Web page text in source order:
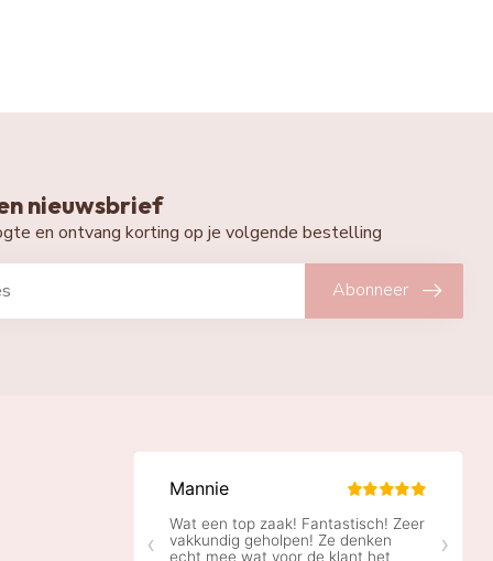
nieuwsbrief
en ontvang korting op je volgende bestelling
Abonneer